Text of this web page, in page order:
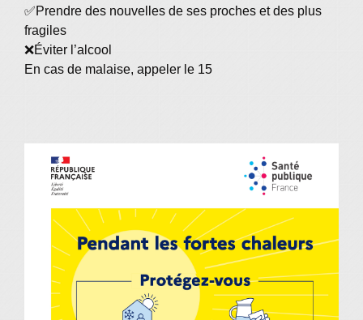
✅Prendre des nouvelles de ses proches et des plus
fragiles
❌Éviter l’alcool
En cas de malaise, appeler le 15